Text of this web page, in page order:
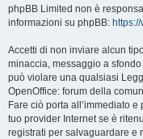
phpBB Limited non è
informazioni su phpBB:
Accetti di non inviare alcun
minaccia, messaggio a
può violare una qualsiasi
OpenOffice: forum della
Fare ciò porta all’immediato
tuo provider Internet se è
registrati per salvaguardare e